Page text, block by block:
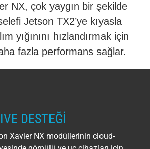
NX, çok yaygın bir şekilde
Jetson TX2’ye kıyasla
yığınını hızlandırmak için
fazla performans sağlar.
DESTEĞİ
Xavier NX modüllerinin cloud-